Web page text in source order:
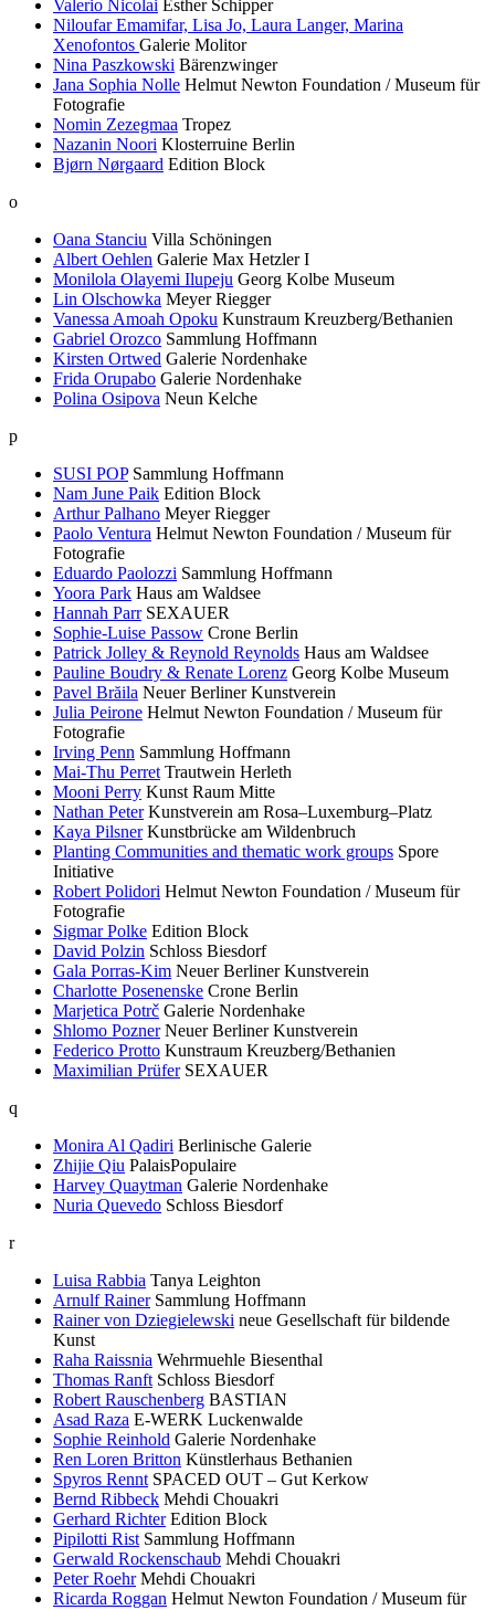
Valerio Nicolai Esther Schipper
Niloufar Emamifar, Lisa Jo, Laura Langer, Marina
Xenofontos Galerie Molitor
Nina Paszkowski Bärenzwinger
Jana Sophia Nolle Helmut Newton Foundation / Museum für
Fotografie
Nomin Zezegmaa Tropez
Nazanin Noori Klosterruine Berlin
Bjørn Nørgaard Edition Block
o
Oana Stanciu Villa Schöningen
Albert Oehlen Galerie Max Hetzler I
Monilola Olayemi Ilupeju Georg Kolbe Museum
Lin Olschowka Meyer Riegger
Vanessa Amoah Opoku Kunstraum Kreuzberg/Bethanien
Gabriel Orozco Sammlung Hoffmann
Kirsten Ortwed Galerie Nordenhake
Frida Orupabo Galerie Nordenhake
Polina Osipova Neun Kelche
p
SUSI POP Sammlung Hoffmann
Nam June Paik Edition Block
Arthur Palhano Meyer Riegger
Paolo Ventura Helmut Newton Foundation / Museum für
Fotografie
Eduardo Paolozzi Sammlung Hoffmann
Yoora Park Haus am Waldsee
Hannah Parr SEXAUER
Sophie-Luise Passow Crone Berlin
Patrick Jolley & Reynold Reynolds Haus am Waldsee
Pauline Boudry & Renate Lorenz Georg Kolbe Museum
Pavel Brăila Neuer Berliner Kunstverein
Julia Peirone Helmut Newton Foundation / Museum für
Fotografie
Irving Penn Sammlung Hoffmann
Mai-Thu Perret Trautwein Herleth
Mooni Perry Kunst Raum Mitte
Nathan Peter Kunstverein am Rosa–Luxemburg–Platz
Kaya Pilsner Kunstbrücke am Wildenbruch
Planting Communities and thematic work groups Spore
Initiative
Robert Polidori Helmut Newton Foundation / Museum für
Fotografie
Sigmar Polke Edition Block
David Polzin Schloss Biesdorf
Gala Porras-Kim Neuer Berliner Kunstverein
Charlotte Posenenske Crone Berlin
Marjetica Potrč Galerie Nordenhake
Shlomo Pozner Neuer Berliner Kunstverein
Federico Protto Kunstraum Kreuzberg/Bethanien
Maximilian Prüfer SEXAUER
q
Monira Al Qadiri Berlinische Galerie
Zhijie Qiu PalaisPopulaire
Harvey Quaytman Galerie Nordenhake
Nuria Quevedo Schloss Biesdorf
r
Luisa Rabbia Tanya Leighton
Arnulf Rainer Sammlung Hoffmann
Rainer von Dziegielewski neue Gesellschaft für bildende
Kunst
Raha Raissnia Wehrmuehle Biesenthal
Thomas Ranft Schloss Biesdorf
Robert Rauschenberg BASTIAN
Asad Raza E-WERK Luckenwalde
Sophie Reinhold Galerie Nordenhake
Ren Loren Britton Künstlerhaus Bethanien
Spyros Rennt SPACED OUT – Gut Kerkow
Bernd Ribbeck Mehdi Chouakri
Gerhard Richter Edition Block
Pipilotti Rist Sammlung Hoffmann
Gerwald Rockenschaub Mehdi Chouakri
Peter Roehr Mehdi Chouakri
Ricarda Roggan Helmut Newton Foundation / Museum für